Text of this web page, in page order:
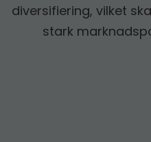
diversifiering, vilket
stark